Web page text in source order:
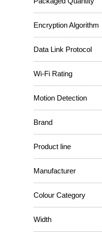
Encryption Algorithm
Data Link Protocol
Wi-Fi Rating
Motion Detection
Brand
Product line
Manufacturer
Colour Category
Width